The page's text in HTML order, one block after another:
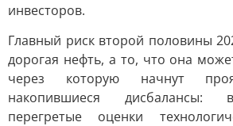
инвесторов.
Главный риск второй половины
дорогая нефть, а то, что она
через которую начнут
накопившиеся дисбалансы:
перегретые оценки